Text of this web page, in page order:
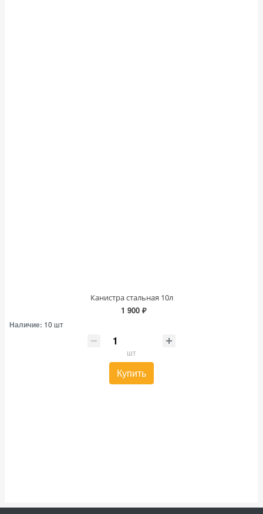
Канистра стальная 10л
1 900 ₽
Наличие: 10 шт
шт
Купить